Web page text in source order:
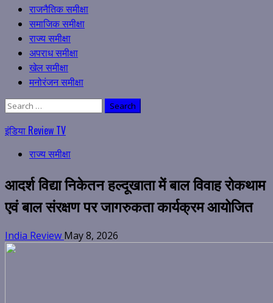
Primary
Menu
राजनैतिक समीक्षा
समाजिक समीक्षा
राज्य समीक्षा
अपराध समीक्षा
खेल समीक्षा
मनोरंजन समीक्षा
Search
इंडिया Review TV
राज्य समीक्षा
आदर्श विद्या निकेतन हल्दूखाता में बाल विवाह रोकथाम
एवं बाल संरक्षण पर जागरुकता कार्यक्रम आयोजित
India Review May 8, 2026